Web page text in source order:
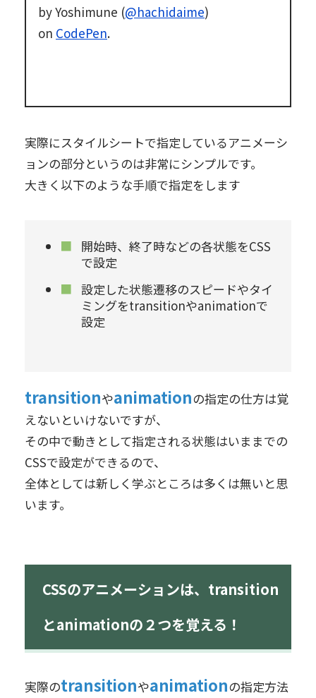
by Yoshimune (@hachidaime)
on CodePen.
実際にスタイルシートで指定しているアニメーシ
ョンの部分というのは非常にシンプルです。
大きく以下のような手順で指定をします
開始時、終了時などの各状態をCSS
で設定
設定した状態遷移のスピードやタイ
ミングをtransitionやanimationで
設定
transitionやanimationの指定の仕方は覚
えないといけないですが、
その中で動きとして指定される状態はいままでの
CSSで設定ができるので、
全体としては新しく学ぶところは多くは無いと思
います。
CSSのアニメーションは、transition
とanimationの２つを覚える！
実際のtransitionやanimationの指定方法